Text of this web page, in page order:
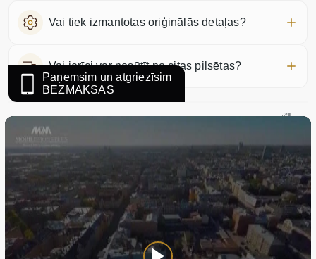
Vai tiek izmantotas oriģinālās detaļas?
Vai ierīci var nosūtīt no citas pilsētas?
Paņemsim un atgriezīsim
BEZMAKSAS